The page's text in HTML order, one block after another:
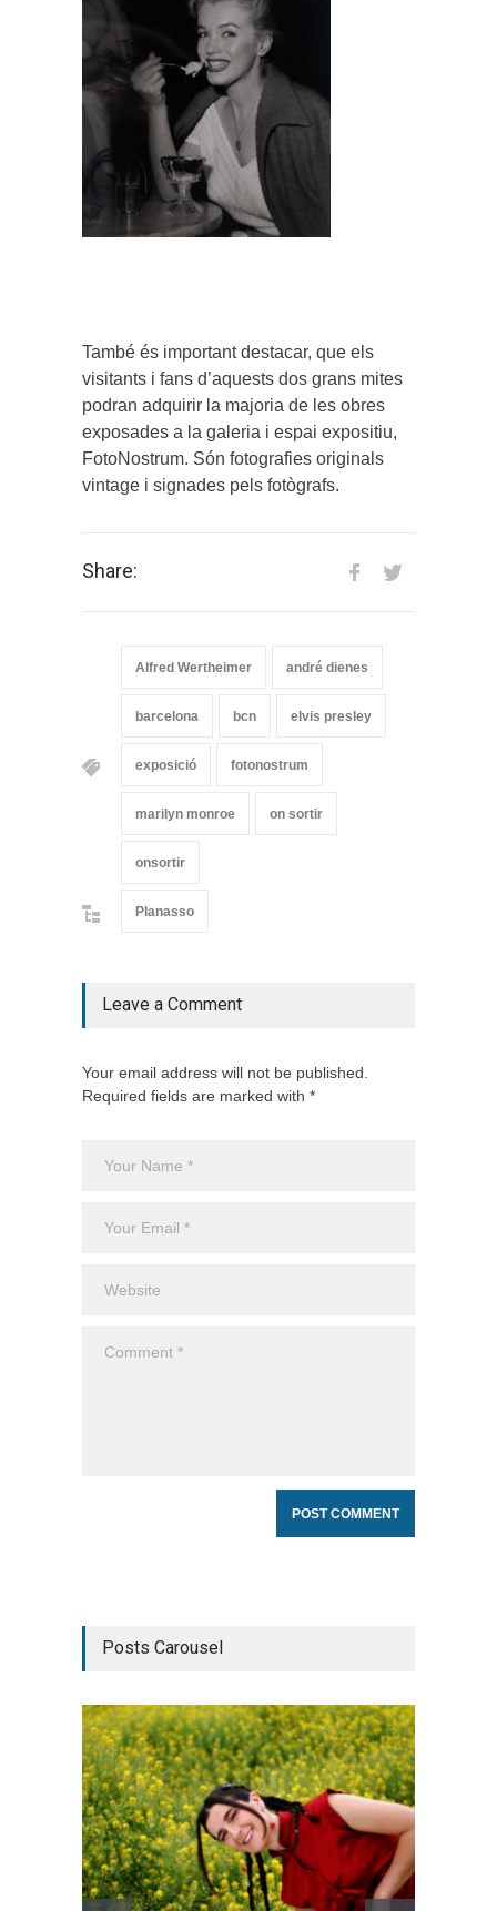
També és important destacar, que els
visitants i fans d’aquests dos grans mites
podran adquirir la majoria de les obres
exposades a la galeria i espai expositiu,
FotoNostrum. Són fotografies originals
vintage i signades pels fotògrafs.
Share:
Alfred Wertheimer andré dienes
barcelona bcn elvis presley
exposició fotonostrum
marilyn monroe on sortir
onsortir
Planasso
Leave a Comment
Your email address will not be published.
Required fields are marked with *
Posts Carousel